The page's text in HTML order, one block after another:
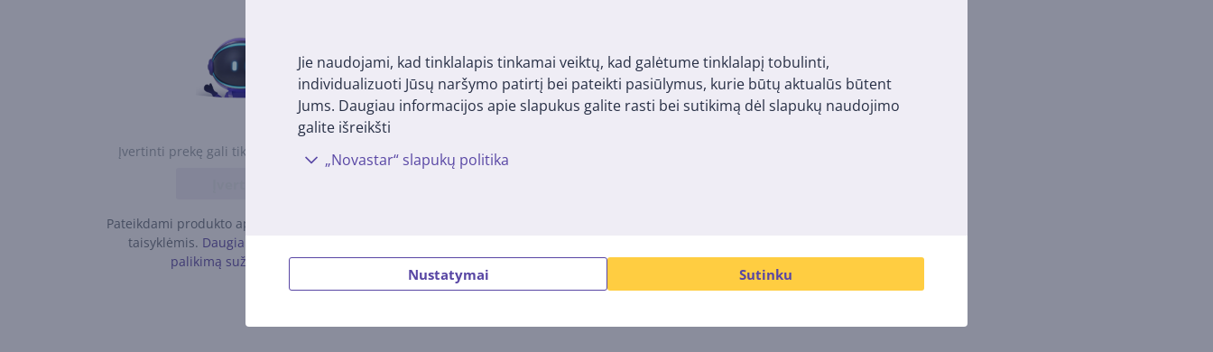
Jie naudojami, kad tinklalapis tinkamai veiktų, kad galėtume tinklalapį tobulinti,
individualizuoti Jūsų naršymo patirtį bei pateikti pasiūlymus, kurie būtų aktualūs būtent
Jums. Daugiau informacijos apie slapukus galite rasti bei sutikimą dėl slapukų naudojimo
galite išreikšti
„Novastar“ slapukų politika
Nustatymai Sutinku
Įvertinti prekę gali tik ją įsigiję vartotojai.
Pateikdami produkto apžvalgą, vadovaukitės
taisyklėmis. Daugiau apie atsiliepimo
palikimą sužinokite čia.
Atsiliepimų nėra.
Įsigiję prekę, galėsite tapti pirmuoju, palikusiu atsiliepimą.